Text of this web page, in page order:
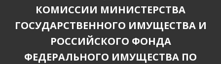
КОМИССИИ МИНИСТЕРСТВА
ГОСУДАРСТВЕННОГО ИМУЩЕСТВА И
РОССИЙСКОГО ФОНДА
ФЕДЕРАЛЬНОГО ИМУЩЕСТВА ПО